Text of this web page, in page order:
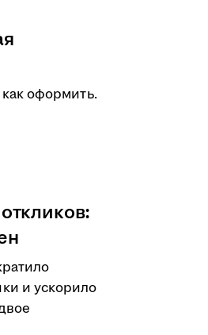
оформить.
и ускорило